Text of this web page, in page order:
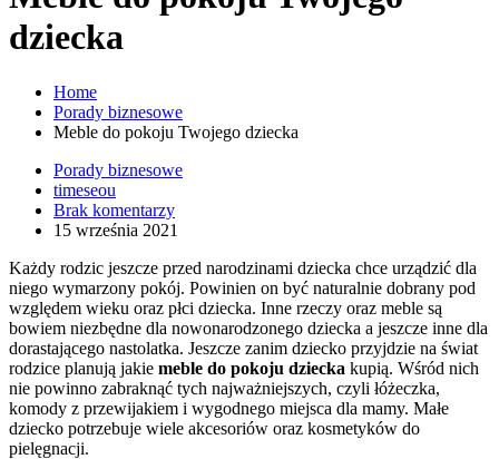
dziecka
Home
Porady biznesowe
Meble do pokoju Twojego dziecka
Porady biznesowe
timeseou
Brak komentarzy
15 września 2021
Każdy rodzic jeszcze przed narodzinami dziecka chce urządzić dla
niego wymarzony pokój. Powinien on być naturalnie dobrany pod
względem wieku oraz płci dziecka. Inne rzeczy oraz meble są
bowiem niezbędne dla nowonarodzonego dziecka a jeszcze inne dla
dorastającego nastolatka. Jeszcze zanim dziecko przyjdzie na świat
rodzice planują jakie meble do pokoju dziecka kupią. Wśród nich
nie powinno zabraknąć tych najważniejszych, czyli łóżeczka,
komody z przewijakiem i wygodnego miejsca dla mamy. Małe
dziecko potrzebuje wiele akcesoriów oraz kosmetyków do
pielęgnacji.